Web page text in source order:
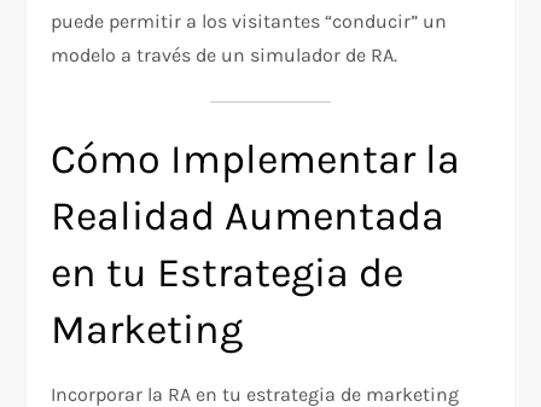
puede permitir a los visitantes “conducir” un
modelo a través de un simulador de RA.
Cómo Implementar la
Realidad Aumentada
en tu Estrategia de
Marketing
Incorporar la RA en tu estrategia de marketing